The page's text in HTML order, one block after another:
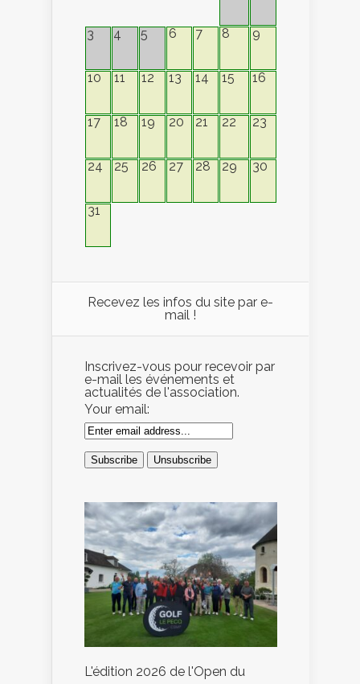
3 4 5 6 7 8 9
10 11 12 13 14 15 16
17 18 19 20 21 22 23
24 25 26 27 28 29 30
31
Recevez les infos du site par e-
mail !
Inscrivez-vous pour recevoir par
e-mail les événements et
actualités de l'association.
Your email:
L'édition 2026 de l'Open du